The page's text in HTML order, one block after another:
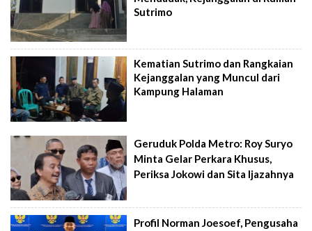
Sutrimo
Kematian Sutrimo dan Rangkaian
Kejanggalan yang Muncul dari
Kampung Halaman
Geruduk Polda Metro: Roy Suryo
Minta Gelar Perkara Khusus,
Periksa Jokowi dan Sita Ijazahnya
Profil Norman Joesoef, Pengusaha